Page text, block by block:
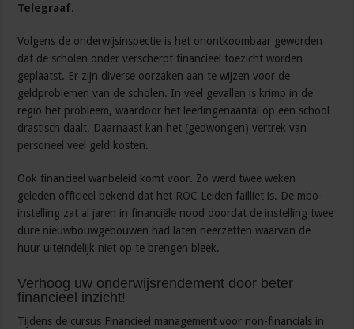
Telegraaf.
Volgens de onderwijsinspectie is het onontkoombaar geworden
dat de scholen onder verscherpt financieel toezicht worden
geplaatst. Er zijn diverse oorzaken aan te wijzen voor de
geldproblemen van de scholen. In veel gevallen is krimp in de
regio het probleem, waardoor het leerlingenaantal op een school
drastisch daalt. Daarnaast kan het (gedwongen) vertrek van
personeel veel geld kosten.
Ook financieel wanbeleid komt voor. Zo werd twee weken
geleden officieel bekend dat het ROC Leiden failliet is. De mbo-
instelling zat al jaren in financiële nood doordat de instelling twee
dure nieuwbouwgebouwen had laten neerzetten waarvan de
huur uiteindelijk niet op te brengen bleek.
Verhoog uw onderwijsrendement door beter
financieel inzicht!
Tijdens de cursus Financieel management voor non-financials in